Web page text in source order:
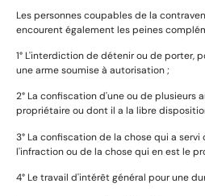
Les personnes coupables de la
encourent également les peines
1° L'interdiction de détenir ou de porter,
une arme soumise à autorisation ;
2° La confiscation d'une ou de plusieurs
propriétaire ou dont il a la libre
3° La confiscation de la chose qui a
l'infraction ou de la chose qui en est le
4° Le travail d'intérêt général pour une
Conditions de retour et
Prestation de service